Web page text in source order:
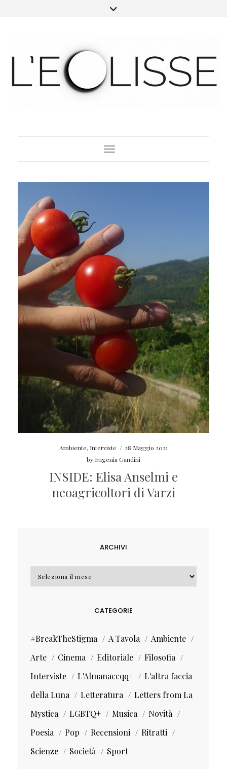
Toggle Navigation
Ambiente, Interviste / 28 Maggio 2021
by Eugenia Gandini
INSIDE: Elisa Anselmi e
neoagricoltori di Varzi
ARCHIVI
CATEGORIE
#BreakTheStigma A Tavola
Ambiente
Arte
Cinema Editoriale
Filosofia
Interviste
L'Almanaccqq+
L'altra faccia
della Luna
Letteratura
Letters from La
Mystica
LGBTQ+ Musica
Novità
Poesia
Pop Recensioni
Ritratti
Scienze
Società Sport